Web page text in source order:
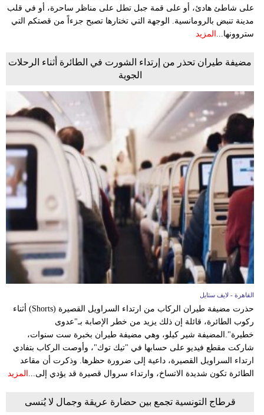
على شاطئ هادئ، أو على قمة جبل تطل على مناظر ساحرة، أو في قلب
مدينة تنبض بالرومانسية. الوجهة التي تختارها تصبح جزءاً من قصتكم التي
ستروونها... المزيد
مضيفة طيران تحذر من إرتداء الشورت في الطائرة أثناء الرحلات
الجوية
القاهرة - لايف ستايل
حذرت مضيفة طيران الركاب من ارتداء السراويل القصيرة (Shorts) أثناء
ركوب الطائرة، قائلة إن ذلك يزيد من خطر الإصابة بـ"عدوى
خطيرة".المضيفة شير كيلو، وهي مضيفة طيران بخبرة ست سنوات،
شاركت مقطع فيديو على حسابها في "تيك توك"، وأوصت الركاب بتفادي
ارتداء السراويل القصيرة، داعية إلى ضرورة حظرها. وذكرت أن مقاعد
الطائرة تكون شديدة الاتساخ، وارتداء سروال قصيرة قد يؤدي إلى...
المزيد
قرطاج التونسية تجمع بين حضارة عريقة وجمال لا يُنسى